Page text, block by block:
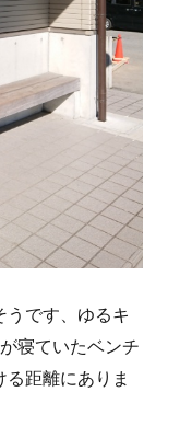
です、ゆるキ
寝ていたベンチ
距離にありま